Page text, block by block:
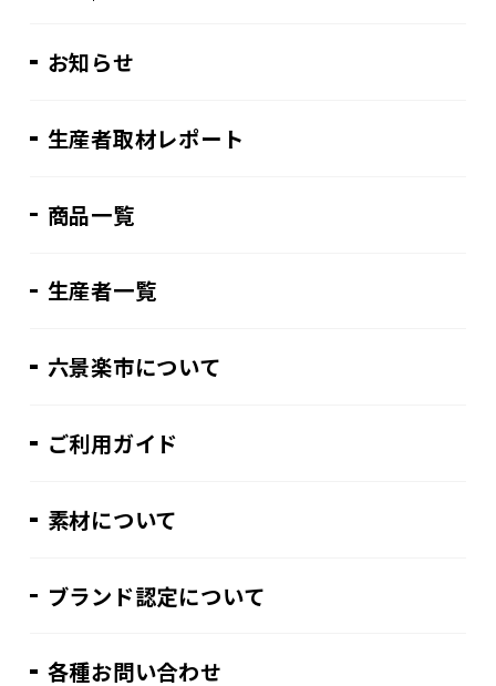
お知らせ
生産者取材レポート
商品一覧
生産者一覧
六景楽市について
ご利用ガイド
素材について
ブランド認定について
各種お問い合わせ